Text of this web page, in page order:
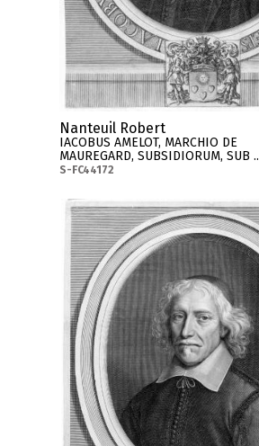
Nanteuil Robert
IACOBUS AMELOT, MARCHIO DE
MAUREGARD, SUBSIDIORUM, SUB ..
S-FC44172